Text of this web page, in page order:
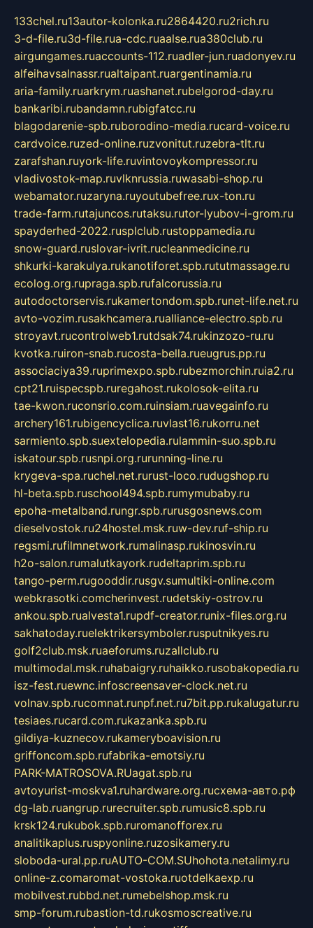
133chel.ru13autor-kolonka.ru2864420.ru2rich.ru
3-d-file.ru3d-file.rua-cdc.ruaalse.rua380club.ru
airgungames.ruaccounts-112.ruadler-jun.ruadonyev.ru
alfeihavsalnassr.rualtaipant.ruargentinamia.ru
aria-family.ruarkrym.ruashanet.rubelgorod-day.ru
bankaribi.rubandamn.rubigfatcc.ru
blagodarenie-spb.ruborodino-media.rucard-voice.ru
cardvoice.ruzed-online.ruzvonitut.ruzebra-tlt.ru
zarafshan.ruyork-life.ruvintovoykompressor.ru
vladivostok-map.ruvlknrussia.ruwasabi-shop.ru
webamator.ruzaryna.ruyoutubefree.rux-ton.ru
trade-farm.rutajuncos.rutaksu.rutor-lyubov-i-grom.ru
spayderhed-2022.rusplclub.rustoppamedia.ru
snow-guard.ruslovar-ivrit.rucleanmedicine.ru
shkurki-karakulya.rukanotiforet.spb.rututmassage.ru
ecolog.org.rupraga.spb.rufalcorussia.ru
autodoctorservis.rukamertondom.spb.runet-life.net.ru
avto-vozim.rusakhcamera.rualliance-electro.spb.ru
stroyavt.rucontrolweb1.rutdsak74.rukinzozo-ru.ru
kvotka.ruiron-snab.rucosta-bella.rueugrus.pp.ru
associaciya39.ruprimexpo.spb.rubezmorchin.ruia2.ru
cpt21.ruispecspb.ruregahost.rukolosok-elita.ru
tae-kwon.ruconsrio.com.ruinsiam.ruavegainfo.ru
archery161.rubigencyclica.ruvlast16.rukorru.net
sarmiento.spb.suextelopedia.rulammin-suo.spb.ru
iskatour.spb.rusnpi.org.rurunning-line.ru
krygeva-spa.ruchel.net.rurust-loco.rudugshop.ru
hl-beta.spb.ruschool494.spb.rumymubaby.ru
epoha-metalband.rungr.spb.rurusgosnews.com
dieselvostok.ru24hostel.msk.ruw-dev.ruf-ship.ru
regsmi.rufilmnetwork.rumalinasp.rukinosvin.ru
h2o-salon.rumalutkayork.rudeltaprim.spb.ru
tango-perm.rugooddir.rusgv.sumultiki-online.com
webkrasotki.comcherinvest.rudetskiy-ostrov.ru
ankou.spb.rualvesta1.rupdf-creator.runix-files.org.ru
sakhatoday.ruelektrikersymboler.rusputnikyes.ru
golf2club.msk.ruaeforums.ruzallclub.ru
multimodal.msk.ruhabaigry.ruhaikko.rusobakopedia.ru
isz-fest.ruewnc.infoscreensaver-clock.net.ru
volnav.spb.rucomnat.runpf.net.ru7bit.pp.rukalugatur.ru
tesiaes.rucard.com.rukazanka.spb.ru
gildiya-kuznecov.rukameryboavision.ru
griffoncom.spb.rufabrika-emotsiy.ru
PARK-MATROSOVA.RUagat.spb.ru
avtoyurist-moskva1.ruhardware.org.ruсхема-авто.рф
dg-lab.ruangrup.rurecruiter.spb.rumusic8.spb.ru
krsk124.rukubok.spb.ruromanofforex.ru
analitikaplus.ruspyonline.ruzosikamery.ru
sloboda-ural.pp.ruAUTO-COM.SUhohota.netalimy.ru
online-z.comaromat-vostoka.ruotdelkaexp.ru
mobilvest.rubbd.net.rumebelshop.msk.ru
smp-forum.rubastion-td.rukosmoscreative.ru